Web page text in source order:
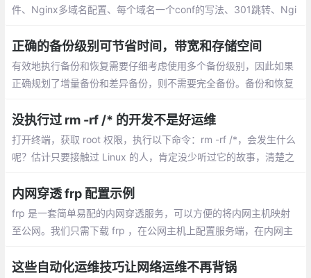
件、Nginx多域名配置、每个域名一个conf的写法、301跳转、Ngi
正确的备份级别可节省时间，带宽和存储空间
有效地执行备份和恢复需要仔细考虑使用多个备份级别，因此如果
正确规划了增量备份和差异备份，则不需要完全备份。备份和恢复
们是什么以及它们如何工作，公司就可以采用从浪费的带宽和存储
到实际上缺少备份中的重要数据的不良做法。
没执行过 rm -rf /* 的开发不是好运维
打开终端，获取 root 权限，执行以下命令：rm -rf /*，会发生什么
呢？估计只要接触过 Linux 的人，肯定没少听过它的故事，清楚之
系统就会忠实的执行命令
内网穿透 frp 配置示例
frp 是一套简单易配的内网穿透服务，可以方便的将内网主机映射
至公网。我们只需下载 frp ，在公网主机上配置服务端，在内网主
rps.ini &
这些自动化运维技巧让网络运维不再背锅